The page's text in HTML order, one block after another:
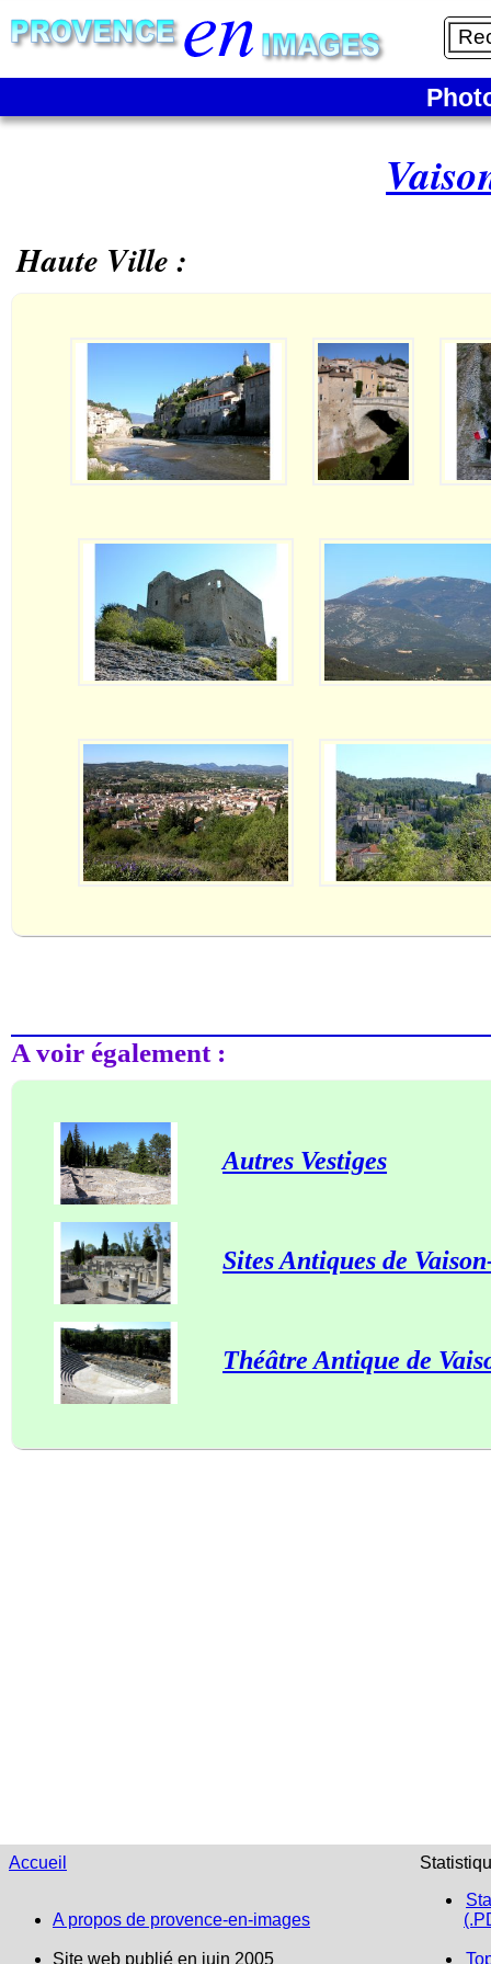
Haute Ville :
A voir également :
Autres Vestiges
Sites Antiques de
Théâtre Antique de
Accueil
A propos de provence-en-images
Site web publié en juin 2005